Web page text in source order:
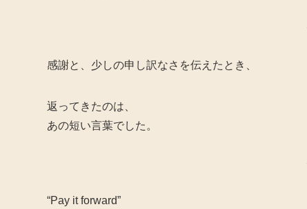
感謝と、少しの申し訳なさを伝えたとき、
返ってきたのは、
あの短い言葉でした。
“Pay it forward”